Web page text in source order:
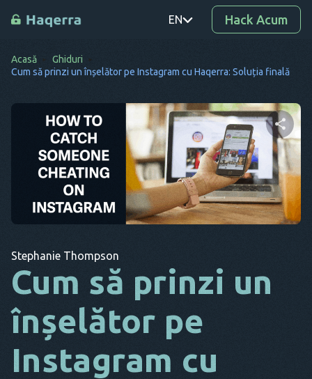
EN
PT
RO
DE
SV
KO
BG
DA
IT
Hack Acum
Acasă
Ghiduri
Cum să prinzi un înșelător pe Instagram cu Haqerra: Soluția finală
Distribuie acest articol
Twitter Facebook Copiați link-ul
Stephanie Thompson
Cum să prinzi un
înșelător pe
Instagram cu